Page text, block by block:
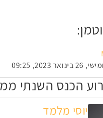
הכנס השנתי ממר"ם
יוסי מלמד